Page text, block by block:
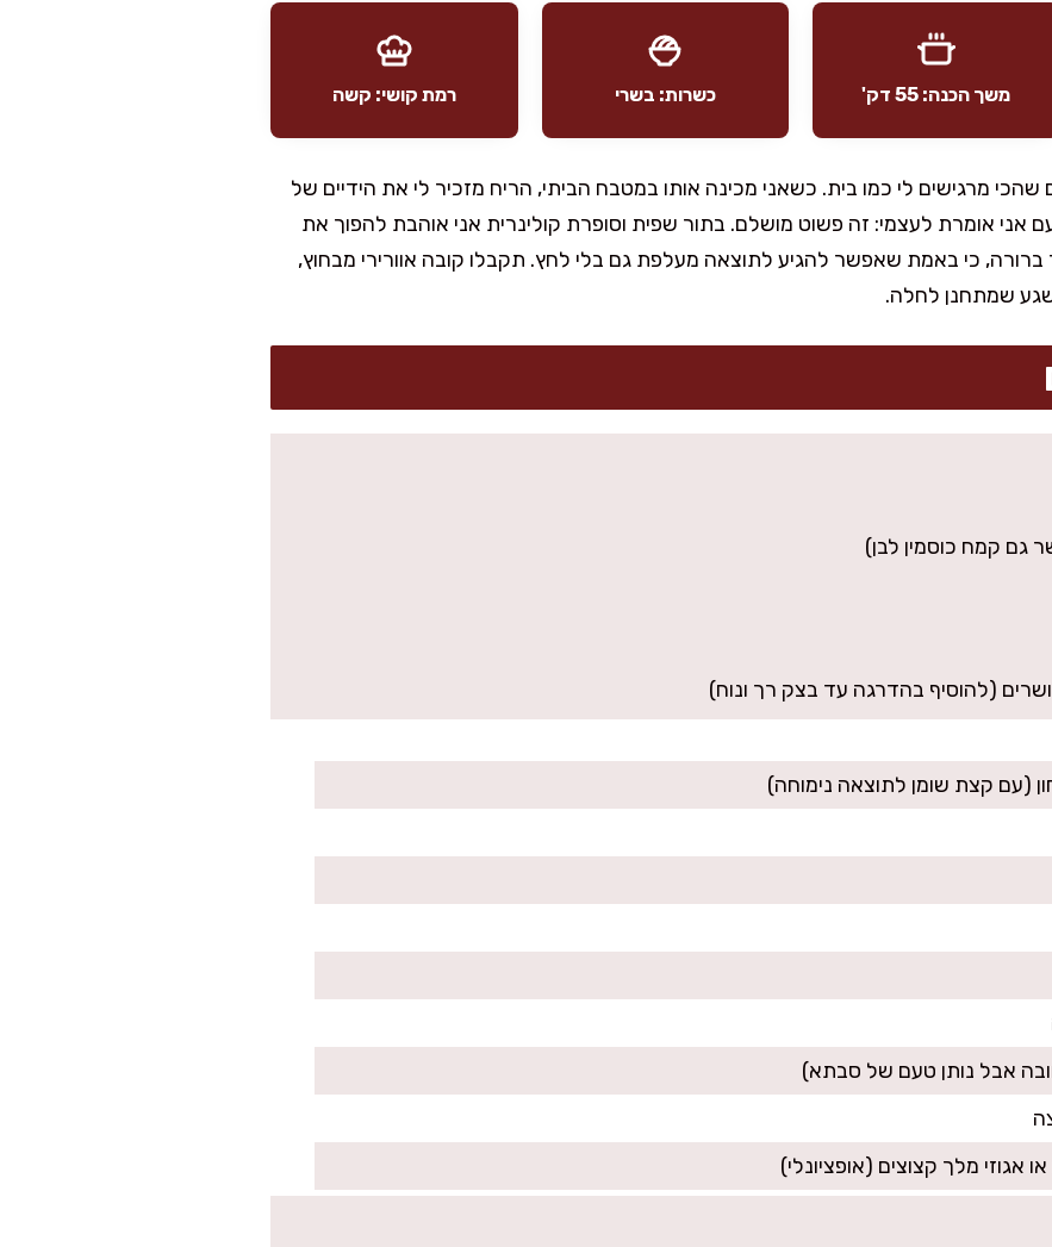
משך הכנה: 55 דק' כשרות: בשרי רמת קושי: קשה
מרגישים לי כמו בית. כשאני מכינה אותו במטבח הביתי, הריח מזכיר לי את הידיים של
אני אומרת לעצמי: זה פשוט מושלם. בתור שפית וסופרת קולינרית אני אוהבת להפוך את
כי באמת שאפשר להגיע לתוצאה מעלפת גם בלי לחץ. תקבלו קובה אוורירי מבחוץ,
שמתחנן לחלה.